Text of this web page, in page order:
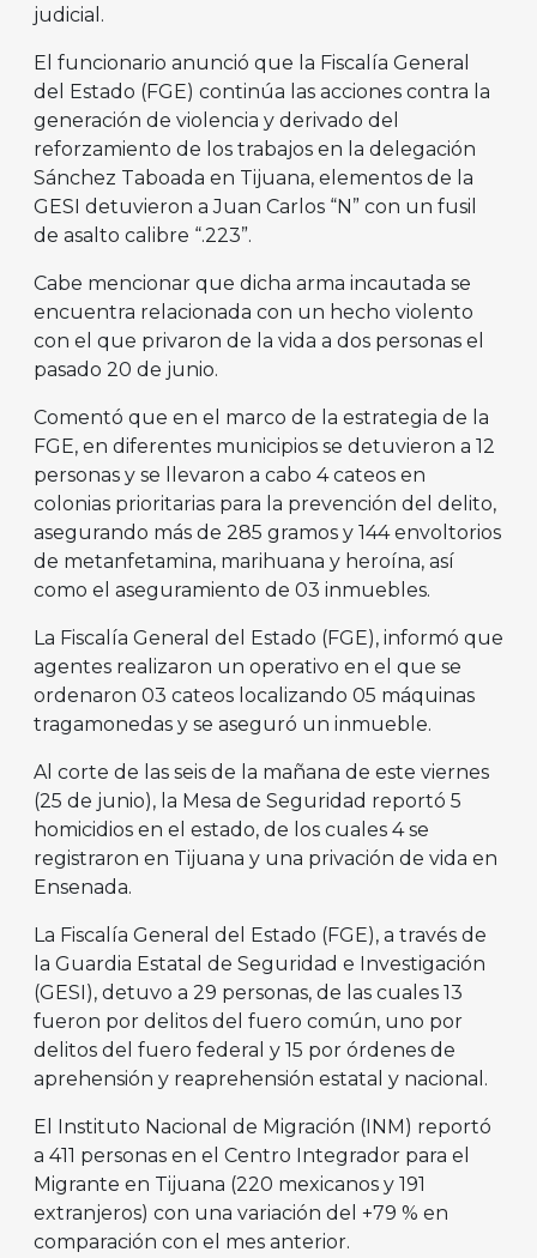
judicial.
El funcionario anunció que la Fiscalía General
del Estado (FGE) continúa las acciones contra la
generación de violencia y derivado del
reforzamiento de los trabajos en la delegación
Sánchez Taboada en Tijuana, elementos de la
GESI detuvieron a Juan Carlos “N” con un fusil
de asalto calibre “.223”.
Cabe mencionar que dicha arma incautada se
encuentra relacionada con un hecho violento
con el que privaron de la vida a dos personas el
pasado 20 de junio.
Comentó que en el marco de la estrategia de la
FGE, en diferentes municipios se detuvieron a 12
personas y se llevaron a cabo 4 cateos en
colonias prioritarias para la prevención del delito,
asegurando más de 285 gramos y 144 envoltorios
de metanfetamina, marihuana y heroína, así
como el aseguramiento de 03 inmuebles.
La Fiscalía General del Estado (FGE), informó que
agentes realizaron un operativo en el que se
ordenaron 03 cateos localizando 05 máquinas
tragamonedas y se aseguró un inmueble.
Al corte de las seis de la mañana de este viernes
(25 de junio), la Mesa de Seguridad reportó 5
homicidios en el estado, de los cuales 4 se
registraron en Tijuana y una privación de vida en
Ensenada.
La Fiscalía General del Estado (FGE), a través de
la Guardia Estatal de Seguridad e Investigación
(GESI), detuvo a 29 personas, de las cuales 13
fueron por delitos del fuero común, uno por
delitos del fuero federal y 15 por órdenes de
aprehensión y reaprehensión estatal y nacional.
El Instituto Nacional de Migración (INM) reportó
a 411 personas en el Centro Integrador para el
Migrante en Tijuana (220 mexicanos y 191
extranjeros) con una variación del +79 % en
comparación con el mes anterior.